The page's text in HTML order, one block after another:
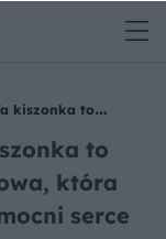
kiszonka to
Twój organizm i
to
która
serce